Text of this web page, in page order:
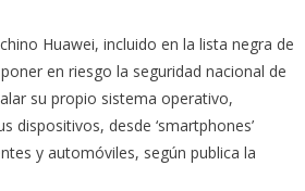
Huawei, incluido en la lista negra de
en riesgo la seguridad nacional de
su propio sistema operativo,
dispositivos, desde ‘smartphones’
y automóviles, según publica la